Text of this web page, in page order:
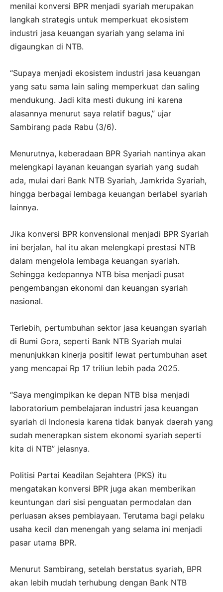
menilai konversi BPR menjadi syariah merupakan
langkah strategis untuk memperkuat ekosistem
industri jasa keuangan syariah yang selama ini
digaungkan di NTB.
“Supaya menjadi ekosistem industri jasa keuangan
yang satu sama lain saling memperkuat dan saling
mendukung. Jadi kita mesti dukung ini karena
alasannya menurut saya relatif bagus,” ujar
Sambirang pada Rabu (3/6).
Menurutnya, keberadaan BPR Syariah nantinya akan
melengkapi layanan keuangan syariah yang sudah
ada, mulai dari Bank NTB Syariah, Jamkrida Syariah,
hingga berbagai lembaga keuangan berlabel syariah
lainnya.
Jika konversi BPR konvensional menjadi BPR Syariah
ini berjalan, hal itu akan melengkapi prestasi NTB
dalam mengelola lembaga keuangan syariah.
Sehingga kedepannya NTB bisa menjadi pusat
pengembangan ekonomi dan keuangan syariah
nasional.
Terlebih, pertumbuhan sektor jasa keuangan syariah
di Bumi Gora, seperti Bank NTB Syariah mulai
menunjukkan kinerja positif lewat pertumbuhan aset
yang mencapai Rp 17 triliun lebih pada 2025.
“Saya mengimpikan ke depan NTB bisa menjadi
laboratorium pembelajaran industri jasa keuangan
syariah di Indonesia karena tidak banyak daerah yang
sudah menerapkan sistem ekonomi syariah seperti
kita di NTB” jelasnya.
Politisi Partai Keadilan Sejahtera (PKS) itu
mengatakan konversi BPR juga akan memberikan
keuntungan dari sisi penguatan permodalan dan
perluasan akses pembiayaan. Terutama bagi pelaku
usaha kecil dan menengah yang selama ini menjadi
pasar utama BPR.
Menurut Sambirang, setelah berstatus syariah, BPR
akan lebih mudah terhubung dengan Bank NTB